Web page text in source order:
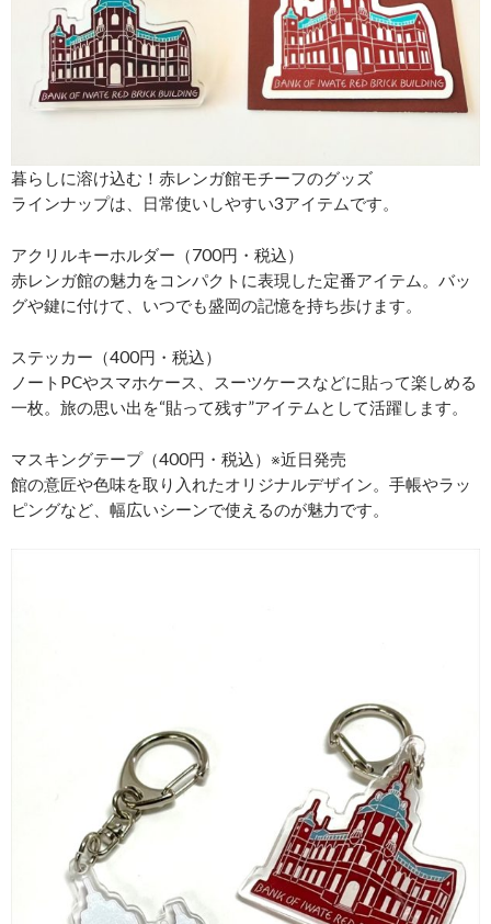
暮らしに溶け込む！赤レンガ館モチーフのグッズ
ラインナップは、日常使いしやすい3アイテムです。
アクリルキーホルダー（700円・税込）
赤レンガ館の魅力をコンパクトに表現した定番アイテム。バッ
グや鍵に付けて、いつでも盛岡の記憶を持ち歩けます。
ステッカー（400円・税込）
ノートPCやスマホケース、スーツケースなどに貼って楽しめる
一枚。旅の思い出を“貼って残す”アイテムとして活躍します。
マスキングテープ（400円・税込）※近日発売
館の意匠や色味を取り入れたオリジナルデザイン。手帳やラッ
ピングなど、幅広いシーンで使えるのが魅力です。